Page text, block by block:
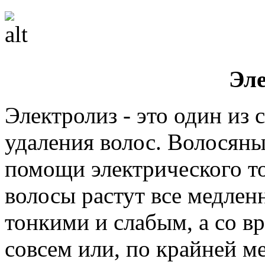
Электролиз - это один из
удаления волос.
помощи электрического
волосы растут все
тонкими и слабым, а со
совсем или, по крайней